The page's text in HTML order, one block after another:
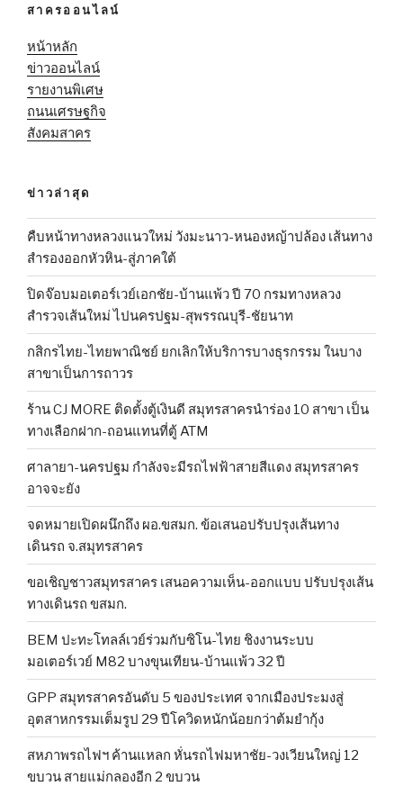
สาครออนไลน์
หน้าหลัก
ข่าวออนไลน์
รายงานพิเศษ
ถนนเศรษฐกิจ
สังคมสาคร
ข่าวล่าสุด
คืบหน้าทางหลวงแนวใหม่ วังมะนาว-หนองหญ้าปล้อง เส้นทาง
สำรองออกหัวหิน-สู่ภาคใต้
ปิดจ๊อบมอเตอร์เวย์เอกชัย-บ้านแพ้ว ปี 70 กรมทางหลวง
สำรวจเส้นใหม่ ไปนครปฐม-สุพรรณบุรี-ชัยนาท
กสิกรไทย-ไทยพาณิชย์ ยกเลิกให้บริการบางธุรกรรม ในบาง
สาขาเป็นการถาวร
ร้าน CJ MORE ติดตั้งตู้เงินดี สมุทรสาครนำร่อง 10 สาขา เป็น
ทางเลือกฝาก-ถอนแทนที่ตู้ ATM
ศาลายา-นครปฐม กำลังจะมีรถไฟฟ้าสายสีแดง สมุทรสาคร
อาจจะยัง
จดหมายเปิดผนึกถึง ผอ.ขสมก. ข้อเสนอปรับปรุงเส้นทาง
เดินรถ จ.สมุทรสาคร
ขอเชิญชาวสมุทรสาคร เสนอความเห็น-ออกแบบ ปรับปรุงเส้น
ทางเดินรถ ขสมก.
BEM ปะทะโทลล์เวย์ร่วมกับซิโน-ไทย ชิงงานระบบ
มอเตอร์เวย์ M82 บางขุนเทียน-บ้านแพ้ว 32 ปี
GPP สมุทรสาครอันดับ 5 ของประเทศ จากเมืองประมงสู่
อุตสาหกรรมเต็มรูป 29 ปีโควิดหนักน้อยกว่าต้มยำกุ้ง
สหภาพรถไฟฯ ค้านแหลก หั่นรถไฟมหาชัย-วงเวียนใหญ่ 12
ขบวน สายแม่กลองอีก 2 ขบวน